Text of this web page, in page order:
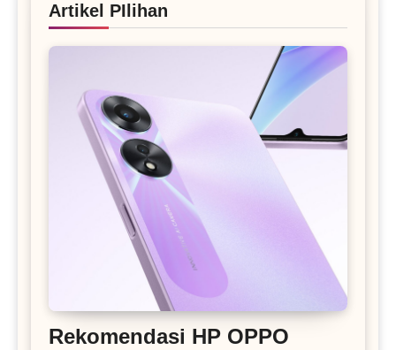
Artikel PIlihan
Rekomendasi HP OPPO